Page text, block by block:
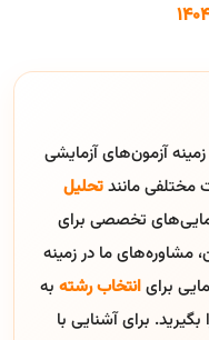
زمینه آزمون‌های آزمایشی
مختلفی مانندتحلیل
تخصصی برای
مشاوره‌های ما در زمینه
برایانتخاب رشته به
برای آشنایی با